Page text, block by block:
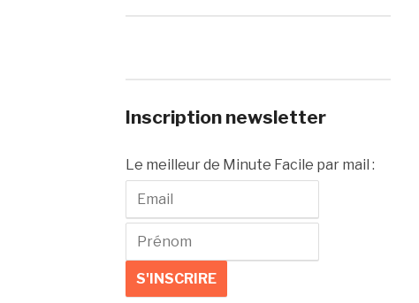
Inscription newsletter
Le meilleur de Minute Facile par mail :